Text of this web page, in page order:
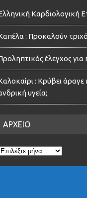
Καρδιολογική
: Προκαλούν
έλεγχος για
: Κρύβει άραγε
υγεία;
ΑΡΧΕΙΟ